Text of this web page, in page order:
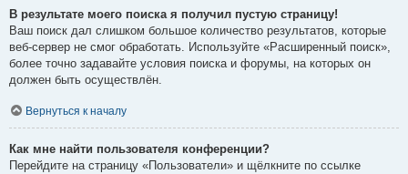
В результате моего поиска я получил пустую страницу!
Ваш поиск дал слишком большое количество результатов, которые
веб-сервер не смог обработать. Используйте «Расширенный поиск»,
более точно задавайте условия поиска и форумы, на которых он
должен быть осуществлён.
Вернуться к началу
Как мне найти пользователя конференции?
Перейдите на страницу «Пользователи» и щёлкните по ссылке